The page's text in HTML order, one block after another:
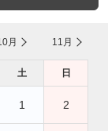
月 11月
土 日
1 2